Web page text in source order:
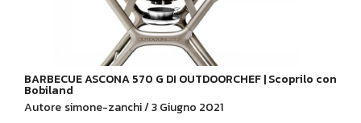
BARBECUE ASCONA 570 G DI OUTDOORCHEF | Scoprilo con
Bobiland
Autore simone-zanchi / 3 Giugno 2021